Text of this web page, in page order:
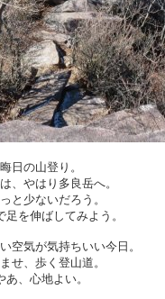
日の山登り。
、やはり多良岳へ。
と少ないだろう。
足を伸ばしてみよう。
空気が気持ちいい今日。
せ、歩く登山道。
あ、心地よい。